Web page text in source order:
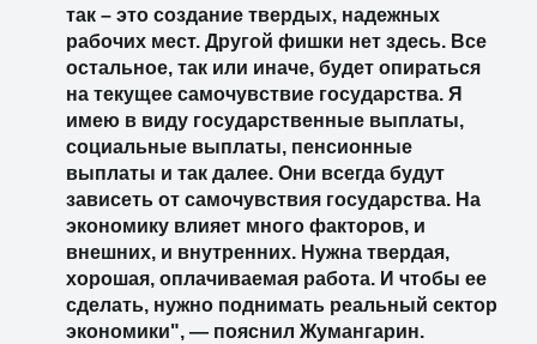
так – это создание твердых, надежных
рабочих мест. Другой фишки нет здесь. Все
остальное, так или иначе, будет опираться
на текущее самочувствие государства. Я
имею в виду государственные выплаты,
социальные выплаты, пенсионные
выплаты и так далее. Они всегда будут
зависеть от самочувствия государства. На
экономику влияет много факторов, и
внешних, и внутренних. Нужна твердая,
хорошая, оплачиваемая работа. И чтобы ее
сделать, нужно поднимать реальный сектор
экономики", — пояснил Жумангарин.